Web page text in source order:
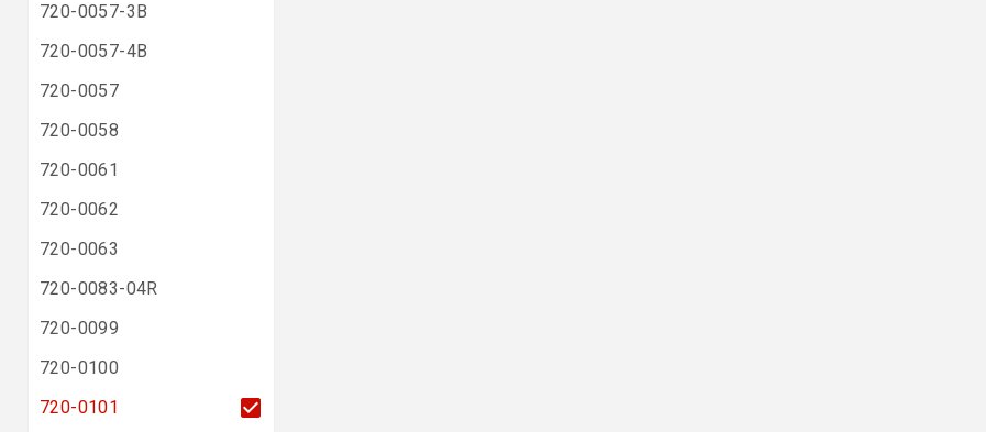
720-0057-3B
720-0057-4B
720-0057
720-0058
720-0061
720-0062
720-0063
720-0083-04R
720-0099
720-0100
720-0101